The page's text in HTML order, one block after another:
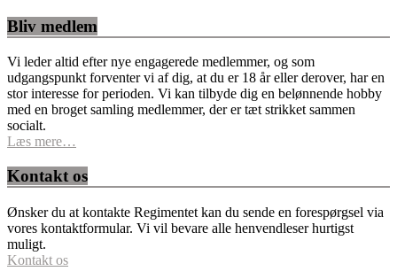
Bliv medlem
Vi leder altid efter nye engagerede medlemmer, og som
udgangspunkt forventer vi af dig, at du er 18 år eller derover, har en
stor interesse for perioden. Vi kan tilbyde dig en belønnende hobby
med en broget samling medlemmer, der er tæt strikket sammen
socialt.
Læs mere…
Kontakt os
Ønsker du at kontakte Regimentet kan du sende en forespørgsel via
vores kontaktformular. Vi vil bevare alle henvendleser hurtigst
muligt.
Kontakt os